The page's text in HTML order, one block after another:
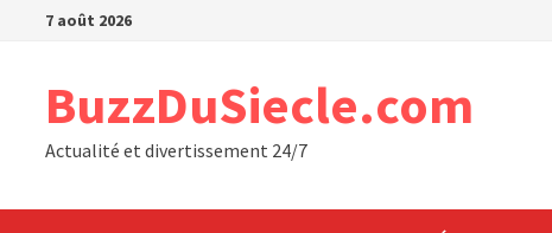
Passer7 août 2026
BuzzDuSiecle.com
Actualité et divertissement 24/7